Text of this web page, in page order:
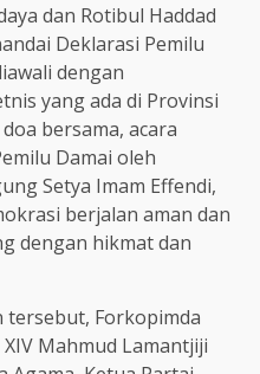
dan Rotibul Haddad
Deklarasi Pemilu
dengan
yang ada di Provinsi
bersama, acara
Damai oleh
Setya Imam Effendi,
berjalan aman dan
dengan hikmat dan
Forkopimda
Mahmud Lamantjiji